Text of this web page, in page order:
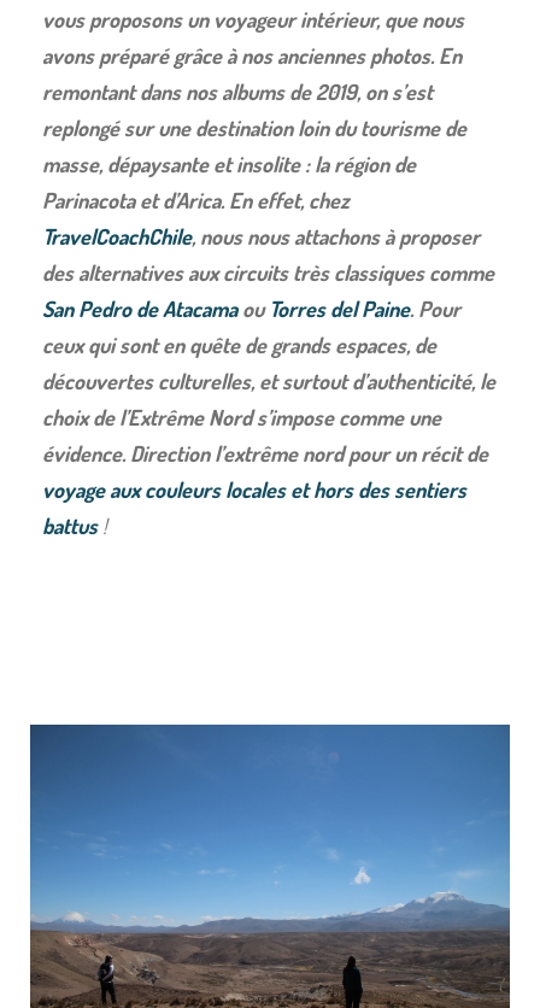
vous proposons un voyageur intérieur, que nous
avons préparé grâce à nos anciennes photos. En
remontant dans nos albums de 2019, on s’est
replongé sur une destination loin du tourisme de
masse, dépaysante et insolite : la région de
Parinacota et d’Arica. En effet, chez
TravelCoachChile, nous nous attachons à proposer
des alternatives aux circuits très classiques comme
San Pedro de Atacamaou Torres del Paine. Pour
ceux qui sont en quête de grands espaces, de
découvertes culturelles, et surtout d’authenticité, le
choix de l’Extrême Nord s’impose comme une
évidence. Direction l’extrême nord pour un récit de
voyage aux couleurs locales et hors des sentiers
battus!